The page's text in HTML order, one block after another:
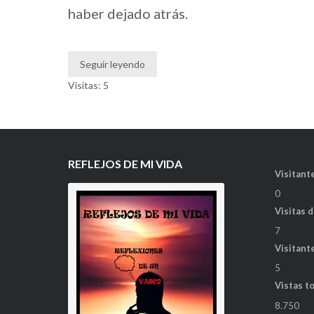
haber dejado atrás.
Seguir leyendo
Visitas: 5
REFLEJOS DE MI VIDA
0
Visitas
7
5
Vistas
8.750